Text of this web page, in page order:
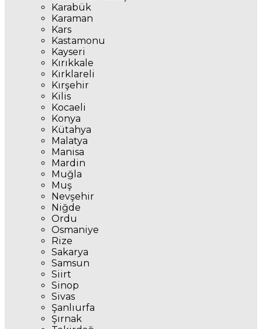
Karabük
Karaman
Kars
Kastamonu
Kayseri
Kırıkkale
Kırklareli
Kırşehir
Kilis
Kocaeli
Konya
Kütahya
Malatya
Manisa
Mardin
Muğla
Muş
Nevşehir
Niğde
Ordu
Osmaniye
Rize
Sakarya
Samsun
Siirt
Sinop
Sivas
Şanlıurfa
Şırnak